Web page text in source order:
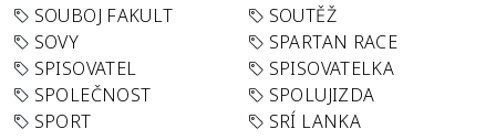
SOUBOJ FAKULT
SOUTĚŽ
SOVY
SPARTAN RACE
SPISOVATEL
SPISOVATELKA
SPOLEČNOST
SPOLUJIZDA
SPORT
SRÍ LANKA